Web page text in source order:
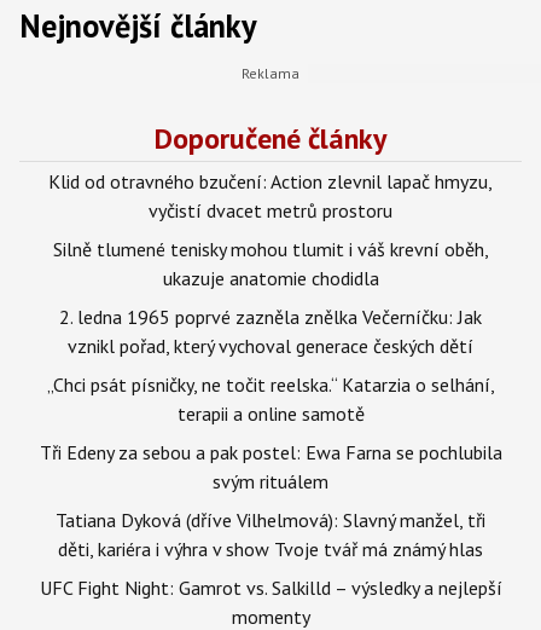
Nejnovější články
Doporučené články
Klid od otravného bzučení: Action zlevnil lapač hmyzu,
vyčistí dvacet metrů prostoru
Silně tlumené tenisky mohou tlumit i váš krevní oběh,
ukazuje anatomie chodidla
2. ledna 1965 poprvé zazněla znělka Večerníčku: Jak
vznikl pořad, který vychoval generace českých dětí
„Chci psát písničky, ne točit reelska.“ Katarzia o selhání,
terapii a online samotě
Tři Edeny za sebou a pak postel: Ewa Farna se pochlubila
svým rituálem
Tatiana Dyková (dříve Vilhelmová): Slavný manžel, tři
děti, kariéra i výhra v show Tvoje tvář má známý hlas
UFC Fight Night: Gamrot vs. Salkilld – výsledky a nejlepší
momenty